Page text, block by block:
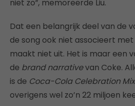
niet zo”, memoreerde Liu.
Dat een belangrijk deel van de
de song ook niet associeert
maakt niet uit. Het is maar een
de brand narrativevan Coke.
is de Coca-Cola Celebration Mix
overigens wel zo’n 22 miljoen